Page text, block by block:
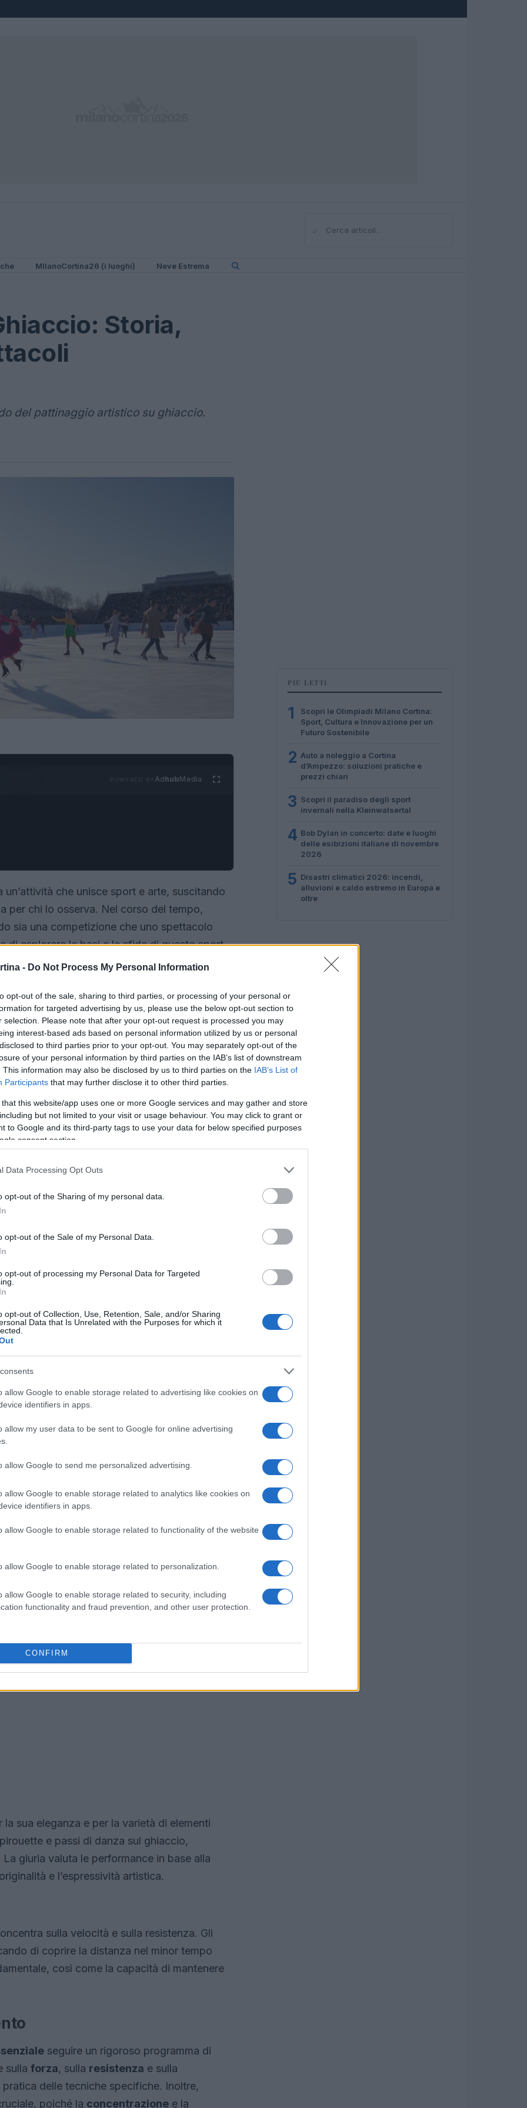
- Do Not Process My Personal Information
opt-out of the sale, sharing to third parties, or processing of your personal or
for targeted advertising by us, please use the below opt-out section to
selection. Please note that after your opt-out request is processed you may
interest-based ads based on personal information utilized by us or personal
to third parties prior to your opt-out. You may separately opt-out of the
of your personal information by third parties on the IAB’s list of downstream
This information may also be disclosed by us to third parties on the IAB’s List of
Participants that may further disclose it to other third parties.
that this website/app uses one or more Google services and may gather and store
but not limited to your visit or usage behaviour. You may click to grant or
to Google and its third-party tags to use your data for below specified purposes
consent section.
Data Processing Opt Outs
opt-out of the Sharing of my personal data.
opt-out of the Sale of my Personal Data.
opt-out of processing my Personal Data for Targeted
opt-out of Collection, Use, Retention, Sale, and/or Sharing
Data that Is Unrelated with the Purposes for which it
allow Google to enable storage related to advertising like cookies on
identifiers in apps.
allow my user data to be sent to Google for online advertising
allow Google to send me personalized advertising.
allow Google to enable storage related to analytics like cookies on
identifiers in apps.
allow Google to enable storage related to functionality of the website
allow Google to enable storage related to personalization.
allow Google to enable storage related to security, including
functionality and fraud prevention, and other user protection.
CONFIRM
⌕Cerca
MIlanoCortina26 (i luoghi) Neve Estrema
Storia,
del pattinaggio artistico su ghiaccio.
AdhubMedia
un’attività che unisce sport e arte, suscitando
per chi lo osserva. Nel corso del tempo,
sia una competizione che uno spettacolo
di esplorare le basi e le sfide di questo sport,
e l’importanza dell’allenamento.
risalenti a oltre 3000 anni fa. Le prime
in Scandinavia, dove venivano realizzati
dei secoli, la pratica si è diffusa in Europa,
e, successivamente, anche tra il popolo.
ha ricevuto ufficialmente il riconoscimento
di pattinaggio di figura si è svolta nel
il pattinaggio su ghiaccio ha
con l’inclusione nei
combinazione di abilità tecniche e artistiche.
di figurae il
fisica e mentale per affrontare le sfide che
la sua eleganza e per la varietà di elementi
e passi di danza sul ghiaccio,
giuria valuta le performance in base alla
e l’espressività artistica.
sulla velocità e sulla resistenza. Gli
di coprire la distanza nel minor tempo
così come la capacità di mantenere
seguire un rigoroso programma di
sulla forza, sulla resistenza e sulla
delle tecniche specifiche. Inoltre,
poiché la concentrazione e la
PIÙ LETTI
1
Scopri le Olimpiadi Milano Cortina:
Sport, Cultura e Innovazione per un
Futuro Sostenibile
2 Auto a noleggio a Cortina
d’Ampezzo: soluzioni pratiche e
prezzi chiari
3 Scopri il paradiso degli sport
invernali nella Kleinwalsertal
4 Bob Dylan in concerto: date e luoghi
delle esibizioni italiane di novembre
2026
5 Disastri climatici 2026: incendi,
alluvioni e caldo estremo in Europa e
oltre